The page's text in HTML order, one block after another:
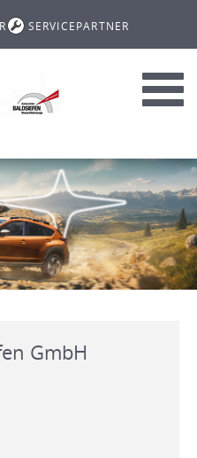
SERVICEPARTNER
GmbH